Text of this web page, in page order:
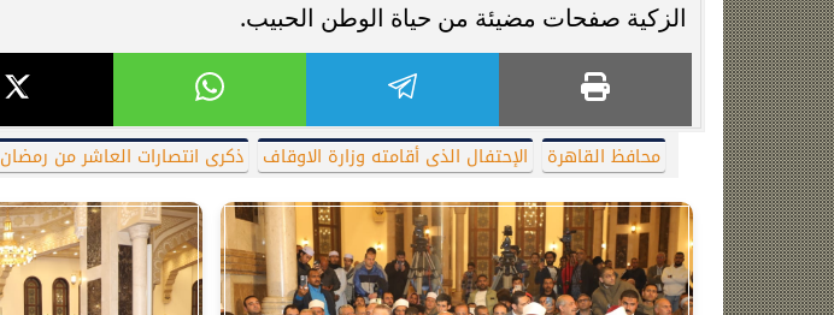
الزكية صفحات مضيئة من حياة الوطن الحبيب.
محافظ القاهرة الإحتفال الذى أقامته وزارة الاوقاف ذكرى انتصارات العاشر من رمضان